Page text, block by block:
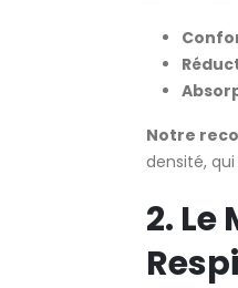
Notre
densité,
2.